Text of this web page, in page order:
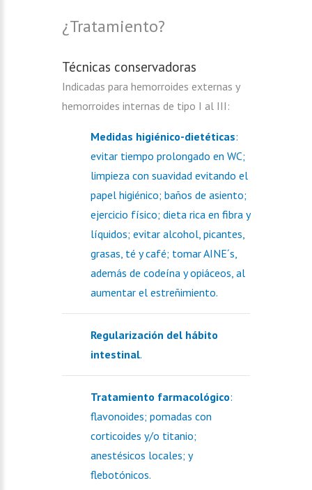
¿Tratamiento?
Técnicas conservadoras
Indicadas para hemorroides externas y
hemorroides internas de tipo I al III:
Medidas higiénico-dietéticas:
evitar tiempo prolongado en WC;
limpieza con suavidad evitando el
papel higiénico; baños de asiento;
ejercicio físico; dieta rica en fibra y
líquidos; evitar alcohol, picantes,
grasas, té y café; tomar AINE´s,
además de codeína y opiáceos, al
aumentar el estreñimiento.
Regularización del hábito
intestinal.
Tratamiento farmacológico:
flavonoides; pomadas con
corticoides y/o titanio;
anestésicos locales; y
flebotónicos.